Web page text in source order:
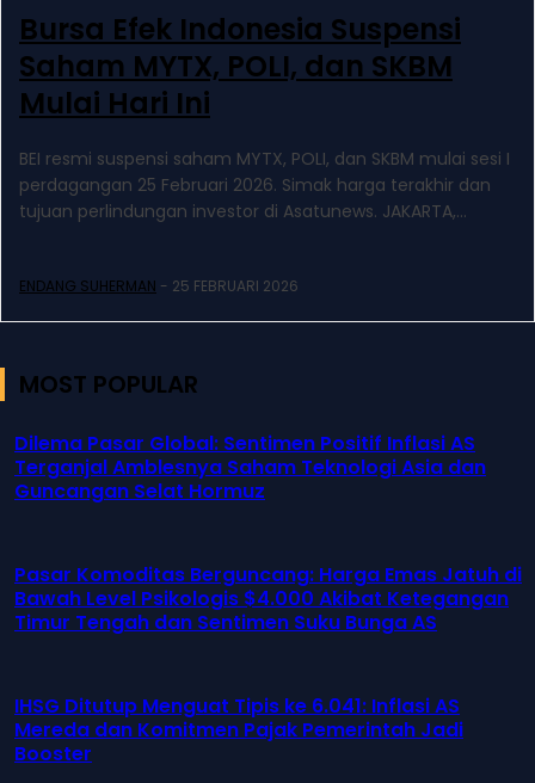
Bursa Efek Indonesia Suspensi
Saham MYTX, POLI, dan SKBM
Mulai Hari Ini
BEI resmi suspensi saham MYTX, POLI, dan SKBM mulai sesi I
perdagangan 25 Februari 2026. Simak harga terakhir dan
tujuan perlindungan investor di Asatunews. JAKARTA,...
ENDANG SUHERMAN - 25 FEBRUARI 2026
MOST POPULAR
Dilema Pasar Global: Sentimen Positif Inflasi AS
Terganjal Amblesnya Saham Teknologi Asia dan
Guncangan Selat Hormuz
Pasar Komoditas Berguncang: Harga Emas Jatuh di
Bawah Level Psikologis $4.000 Akibat Ketegangan
Timur Tengah dan Sentimen Suku Bunga AS
IHSG Ditutup Menguat Tipis ke 6.041: Inflasi AS
Mereda dan Komitmen Pajak Pemerintah Jadi
Booster